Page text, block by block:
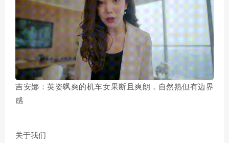
吉安娜：英姿飒爽的机车女果断且爽朗，自然熟但有边界
感
关于我们